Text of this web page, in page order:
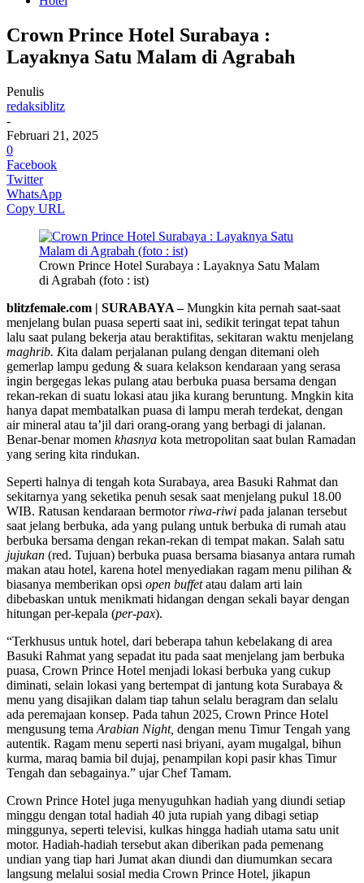
Crown Prince Hotel Surabaya :
Layaknya Satu Malam di Agrabah
Penulis
redaksiblitz
-
Februari 21, 2025
0
Facebook
Twitter
WhatsApp
Copy URL
Crown Prince Hotel Surabaya : Layaknya Satu Malam
di Agrabah (foto : ist)
blitzfemale.com | SURABAYA –Mungkin kita pernah saat-saat
menjelang bulan puasa seperti saat ini, sedikit teringat tepat tahun
lalu saat pulang bekerja atau beraktifitas, sekitaran waktu menjelang
maghrib. Kita dalam perjalanan pulang dengan ditemani oleh
gemerlap lampu gedung & suara kelakson kendaraan yang serasa
ingin bergegas lekas pulang atau berbuka puasa bersama dengan
rekan-rekan di suatu lokasi atau jika kurang beruntung. Mngkin kita
hanya dapat membatalkan puasa di lampu merah terdekat, dengan
air mineral atau ta’jil dari orang-orang yang berbagi di jalanan.
Benar-benar momen khasnya kota metropolitan saat bulan Ramadan
yang sering kita rindukan.
Seperti halnya di tengah kota Surabaya, area Basuki Rahmat dan
sekitarnya yang seketika penuh sesak saat menjelang pukul 18.00
WIB. Ratusan kendaraan bermotorriwa-riwi pada jalanan tersebut
saat jelang berbuka, ada yang pulang untuk berbuka di rumah atau
berbuka bersama dengan rekan-rekan di tempat makan. Salah satu
jujukan (red. Tujuan) berbuka puasa bersama biasanya antara rumah
makan atau hotel, karena hotel menyediakan ragam menu pilihan &
biasanya memberikan opsi open buffetatau dalam arti lain
dibebaskan untuk menikmati hidangan dengan sekali bayar dengan
hitungan per-kepala (per-pax).
“Terkhusus untuk hotel, dari beberapa tahun kebelakang di area
Basuki Rahmat yang sepadat itu pada saat menjelang jam berbuka
puasa, Crown Prince Hotel menjadi lokasi berbuka yang cukup
diminati, selain lokasi yang bertempat di jantung kota Surabaya &
menu yang disajikan dalam tiap tahun selalu beragram dan selalu
ada peremajaan konsep. Pada tahun 2025, Crown Prince Hotel
mengusung tema Arabian Night, dengan menu Timur Tengah yang
autentik. Ragam menu seperti nasi briyani, ayam mugalgal, bihun
kurma, maraq bamia bil dujaj, penampilan kopi pasir khas Timur
Tengah dan sebagainya.” ujar Chef Tamam.
Crown Prince Hotel juga menyuguhkan hadiah yang diundi setiap
minggu dengan total hadiah 40 juta rupiah yang dibagi setiap
minggunya, seperti televisi, kulkas hingga hadiah utama satu unit
motor. Hadiah-hadiah tersebut akan diberikan pada pemenang
undian yang tiap hari Jumat akan diundi dan diumumkan secara
langsung melalui sosial media Crown Prince Hotel, jikapun